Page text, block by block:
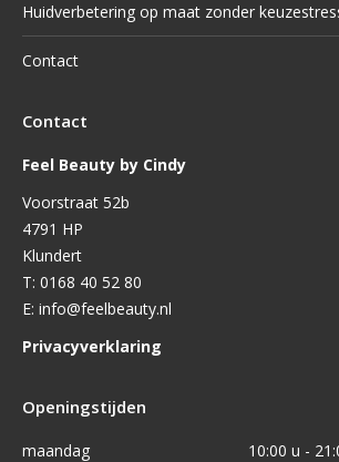
Huidverbetering op maat zonder
Contact
Contact
Feel Beauty by Cindy
Voorstraat 52b
4791 HP
Klundert
T: 0168 40 52 80
E: info@feelbeauty.nl
Privacyverklaring
Openingstijden
maandag
10:00 u -